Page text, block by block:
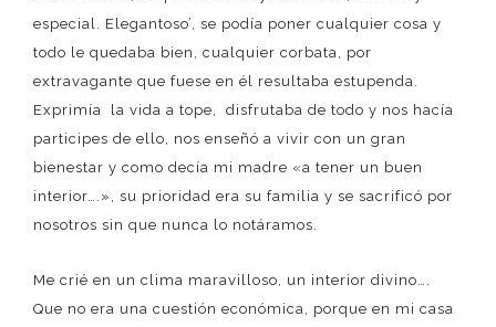
especial. Elegantoso’, se podía poner cualquier cosa y
todo le quedaba bien, cualquier corbata, por
extravagante que fuese en él resultaba estupenda.
Exprimía la vida a tope, disfrutaba de todo y nos hacía
participes de ello, nos enseñó a vivir con un gran
bienestar y como decía mi madre «a tener un buen
interior….», su prioridad era su familia y se sacrificó por
nosotros sin que nunca lo notáramos.
Me crié en un clima maravilloso, un interior divino….
Que no era una cuestión económica, porque en mi casa